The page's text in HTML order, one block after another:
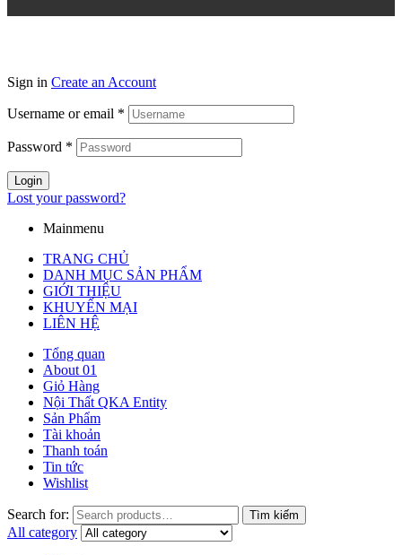
Sign in Create an Account
Username or email *
Password *
Login
Lost your password?
Mainmenu
TRANG CHỦ
DANH MỤC SẢN PHẨM
GIỚI THIỆU
KHUYẾN MẠI
LIÊN HỆ
Tổng quan
About 01
Giỏ Hàng
Nội Thất QKA Entity
Sản Phẩm
Tài khoản
Thanh toán
Tin tức
Wishlist
Search for: Tìm kiếm
All category